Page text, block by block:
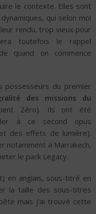
le contexte. Elles sont
qui selon moi
rendu, trop vieux pour
toutefois le rappel
quand on commence
possesseurs du premier
des missions du
Zéro). Ils ont été
à ce second opus
des effets de lumière).
notamment à Marrakech,
le pack Legacy.
en anglais, sous-titré en
la taille des sous-titres
mais j’ai trouvé cette